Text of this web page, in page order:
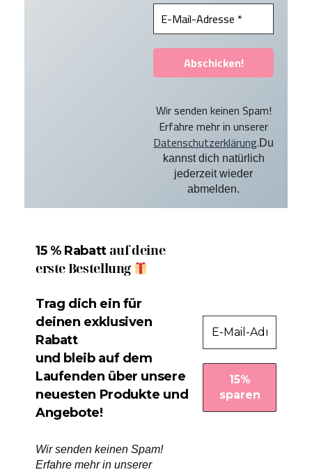
Wir senden keinen Spam!
Erfahre mehr in unserer
Datenschutzerklärung.Du
kannst dich natürlich
jederzeit wieder
abmelden.
15 % Rabattauf deine
erste Bestellung
Trag dich ein für
deinen exklusiven
Rabatt
und bleib auf dem
Laufenden über unsere
neuesten Produkte und
Angebote!
Wir senden keinen Spam!
Erfahre mehr in unserer